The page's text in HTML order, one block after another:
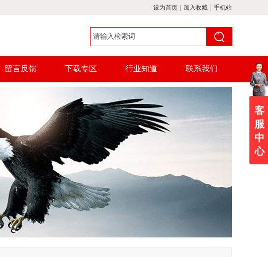
设为首页 加入收藏 手机站
留言反馈 下载专区 行业知道 联系我们
客
服
中
心